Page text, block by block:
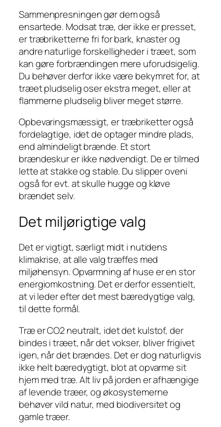
Sammenpresningen gør dem også
ensartede. Modsat træ, der ikke er presset,
er træbriketterne fri for bark, knaster og
andre naturlige forskelligheder i træet, som
kan gøre forbrændingen mere uforudsigelig.
Du behøver derfor ikke være bekymret for, at
træet pludselig oser ekstra meget, eller at
flammerne pludselig bliver meget større.
Opbevaringsmæssigt, er træbriketter også
fordelagtige, idet de optager mindre plads,
end almindeligt brænde. Et stort
brændeskur er ikke nødvendigt. De er tilmed
lette at stakke og stable. Du slipper oveni
også for evt. at skulle hugge og kløve
brændet selv.
Det miljørigtige valg
Det er vigtigt, særligt midt i nutidens
klimakrise, at alle valg træffes med
miljøhensyn. Opvarmning af huse er en stor
energiomkostning. Det er derfor essentielt,
at vi leder efter det mest bæredygtige valg,
til dette formål.
Træ er CO2 neutralt, idet det kulstof, der
bindes i træet, når det vokser, bliver frigivet
igen, når det brændes. Det er dog naturligvis
ikke helt bæredygtigt, blot at opvarme sit
hjem med træ. Alt liv på jorden er afhængige
af levende træer, og økosystemerne
behøver vild natur, med biodiversitet og
gamle træer.